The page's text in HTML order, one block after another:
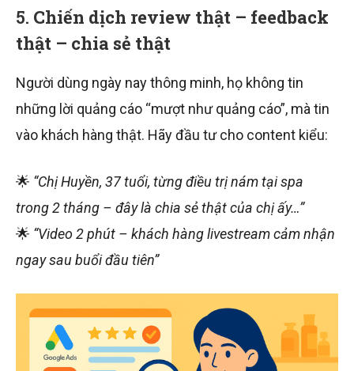
5. Chiến dịch review thật – feedback
thật – chia sẻ thật
Người dùng ngày nay thông minh, họ không tin
những lời quảng cáo “mượt như quảng cáo”, mà tin
vào khách hàng thật. Hãy đầu tư cho content kiểu:
🌟 “Chị Huyền, 37 tuổi, từng điều trị nám tại spa
trong 2 tháng – đây là chia sẻ thật của chị ấy…”
🌟 “Video 2 phút – khách hàng livestream cảm nhận
ngay sau buổi đầu tiên”